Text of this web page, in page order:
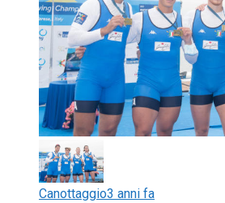
Canottaggio3 anni fa